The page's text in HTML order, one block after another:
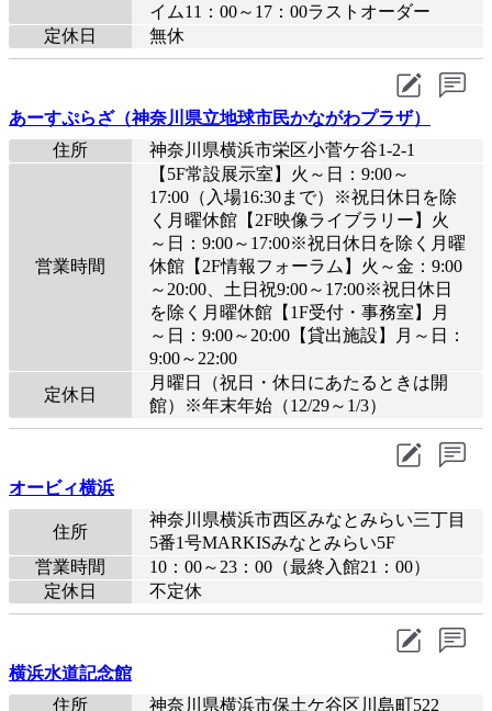
イム11：00～17：00ラストオーダー
定休日
無休
あーすぷらざ（神奈川県立地球市民かながわプラザ）
住所
神奈川県横浜市栄区小菅ケ谷1-2-1
営業時間
【5F常設展示室】火～日：9:00～
17:00（入場16:30まで）※祝日休日を除
く月曜休館【2F映像ライブラリー】火
～日：9:00～17:00※祝日休日を除く月曜
休館【2F情報フォーラム】火～金：9:00
～20:00、土日祝9:00～17:00※祝日休日
を除く月曜休館【1F受付・事務室】月
～日：9:00～20:00【貸出施設】月～日：
9:00～22:00
定休日
月曜日（祝日・休日にあたるときは開
館）※年末年始（12/29～1/3）
オービィ横浜
住所
神奈川県横浜市西区みなとみらい三丁目
5番1号MARKISみなとみらい5F
営業時間
10：00～23：00（最終入館21：00）
定休日
不定休
横浜水道記念館
住所
神奈川県横浜市保土ケ谷区川島町522